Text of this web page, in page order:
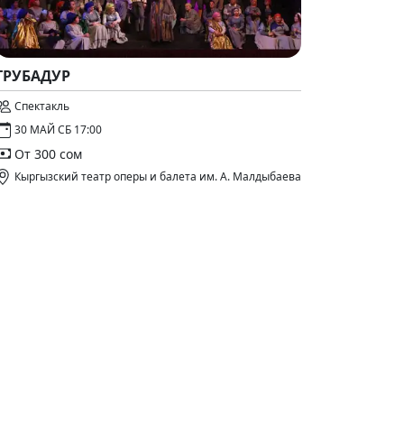
Спектакль
30 МАЙ СБ 17:00
От 300 сом
Кыргызский театр оперы и балета им. А. Малдыбаева